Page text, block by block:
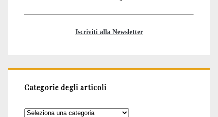
Iscriviti alla Newsletter
Categorie degli articoli
Categorie